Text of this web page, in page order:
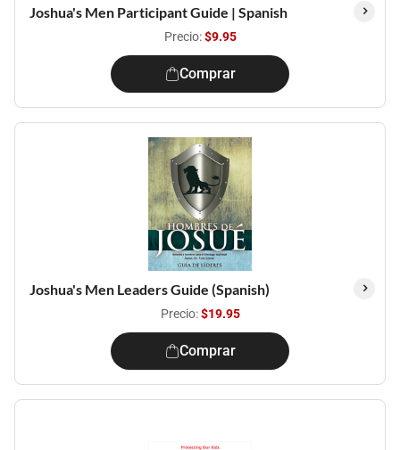
Joshua's Men Participant Guide | Spanish
Precio:$9.95
Comprar
Joshua's Men Leaders Guide (Spanish)
Precio:$19.95
Comprar